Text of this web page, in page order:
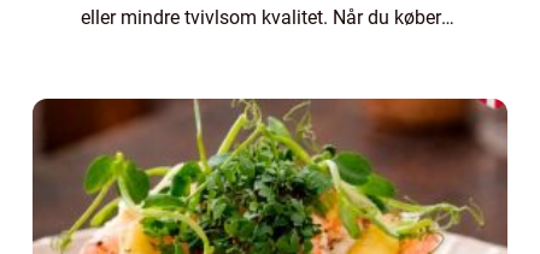
eller mindre tvivlsom kvalitet. Når du køber